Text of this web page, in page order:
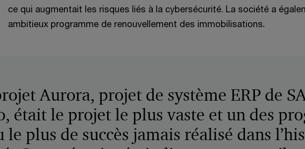
ce qui augmentait les risques liés à la cybersécurité. La société a
ambitieux programme de renouvellement des immobilisations.
Aurora, projet de système ERP de
était le projet le plus vaste et un des
le plus de succès jamais réalisé dans